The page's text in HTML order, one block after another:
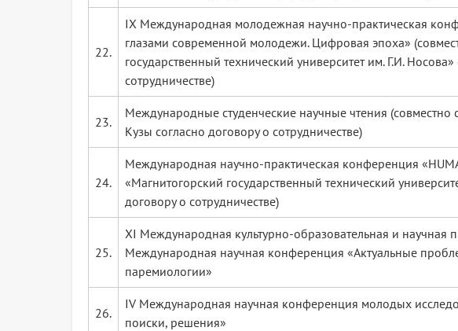
22.
IX Международная молодежная научно-практическая
глазами современной молодежи. Цифровая эпоха»
государственный технический университет им. Г.И.
сотрудничестве)
23.
Международные студенческие научные чтения (совместно
Кузы согласно договору о сотрудничестве)
24.
Международная научно-практическая конференция
«Магнитогорский государственный технический
договору о сотрудничестве)
25.
XI Международная культурно-образовательная и научная
Международная научная конференция «Актуальные
паремиологии»
26.
IV Международная научная конференция молодых
поиски, решения»